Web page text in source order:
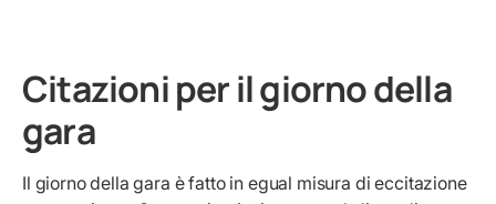
Citazioni per il giorno della
gara
Il giorno della gara è fatto in egual misura di eccitazione